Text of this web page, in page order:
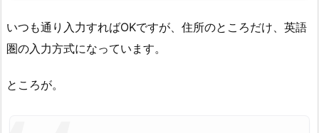
いつも通り入力すればOKですが、住所のところだけ、英語
圏の入力方式になっています。
ところが。